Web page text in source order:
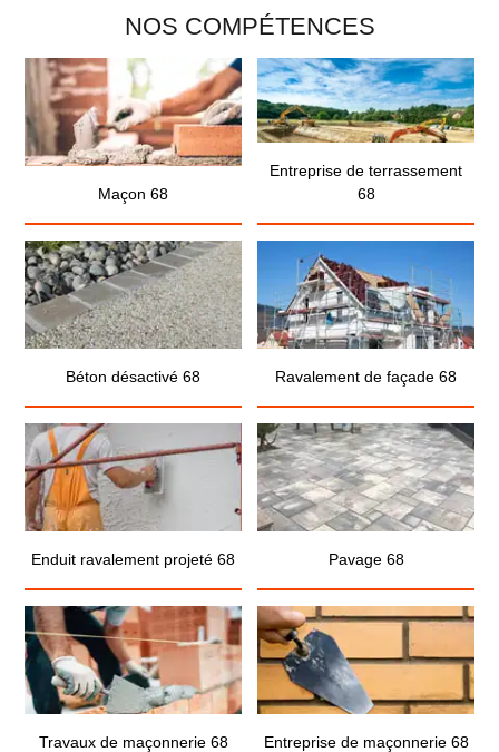
NOS COMPÉTENCES
Maçon 68
Entreprise de terrassement
68
Béton désactivé 68 Ravalement de façade 68
Enduit ravalement projeté 68 Pavage 68
Travaux de maçonnerie 68 Entreprise de maçonnerie 68